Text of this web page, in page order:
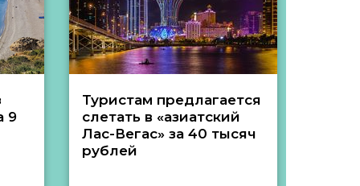
9
Туристам предлагается
слетать в «азиатский
Лас-Вегас» за 40 тысяч
рублей